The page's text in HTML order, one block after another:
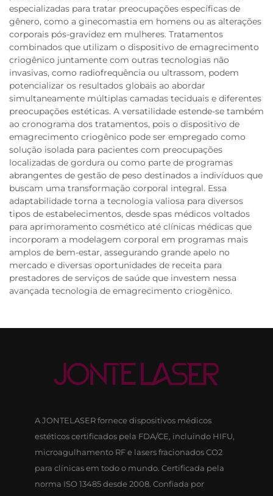
especializadas para tratar preocupações específicas de
gênero, como a ginecomastia em homens ou as alterações
corporais pós-gravidez em mulheres. Tratamentos
combinados que utilizam o dispositivo de emagrecimento
criogênico juntamente com outras tecnologias não
invasivas, como radiofrequência ou ultrassom, podem
potencializar os resultados globais ao abordar
simultaneamente múltiplas camadas teciduais e diferentes
preocupações estéticas. A versatilidade estende-se também
ao cronograma dos tratamentos, pois o dispositivo de
emagrecimento criogênico pode ser empregado como
solução isolada para pacientes com preocupações
localizadas de gordura ou como parte de programas
abrangentes de gestão de peso destinados a indivíduos que
buscam uma transformação corporal integral. Essa
adaptabilidade torna a tecnologia valiosa para diversos
tipos de estabelecimentos, desde spas médicos voltados
para aprimoramento cosmético até clínicas médicas que
incorporam a modelagem corporal em programas mais
amplos de bem-estar, assegurando grande apelo no
mercado e diversas oportunidades de receita para
prestadores de serviços de saúde que investem nessa
avançada tecnologia de emagrecimento criogênico.
A JONTELASER fornece dispositivos médicos
estéticos certificados pela FDA/CE, incluindo HIFU,
microagulhamento RF e lasers fracionados CO2
para clínicas em todo o mundo. Certificada pela
norma ISO 13485 desde 2008. Confiada por